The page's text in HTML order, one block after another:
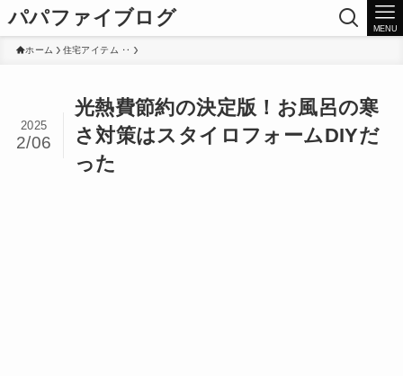
パパファイブログ MENU
ホーム 住宅アイテム ‥
光熱費節約の決定版！お風呂の寒
さ対策はスタイロフォームDIYだ
った
2025
2/06